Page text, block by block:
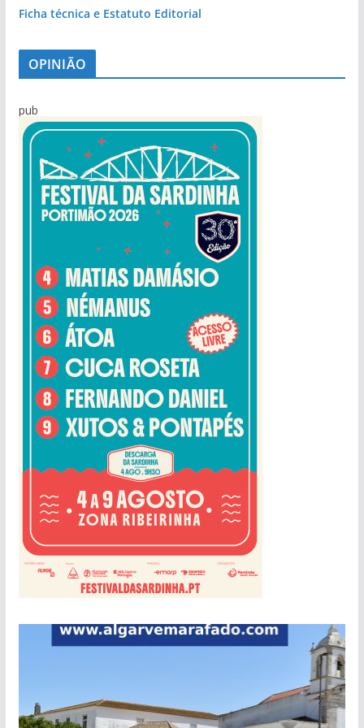
Ficha técnica e Estatuto Editorial
OPINIÃO
pub